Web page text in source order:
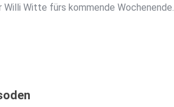
Willi Witte fürs kommende Wochenende.